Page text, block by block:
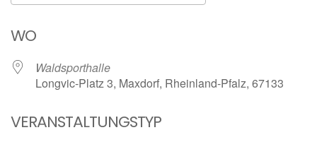
WO
Waldsporthalle
Longvic-Platz 3, Maxdorf, Rheinland-Pfalz, 67133
VERANSTALTUNGSTYP